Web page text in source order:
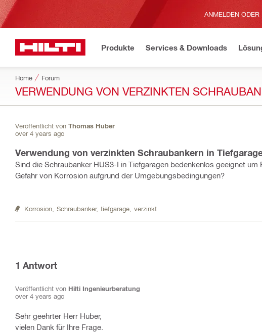
ANMELDEN ODER
Produkte Services & Downloads
Home Forum
VERWENDUNG VON VERZINKTEN
Veröffentlicht von Thomas Huber
over 4 years ago
Verwendung von verzinkten Schraubankern in
Sind die Schraubanker HUS3-I in Tiefgaragen bedenkenlos geeignet
Gefahr von Korrosion aufgrund der Umgebungsbedingungen?
Korrosion, Schraubanker, tiefgarage, verzinkt
1 Antwort
Veröffentlicht von Hilti Ingenieurberatung
over 4 years ago
Sehr geehrter Herr Huber,
vielen Dank für Ihre Frage.